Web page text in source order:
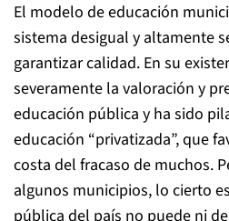
El modelo de educación
sistema desigual y altamente
garantizar calidad. En su
severamente la valoración y
educación pública y ha sido
educación “privatizada”, que
costa del fracaso de muchos.
algunos municipios, lo cierto
pública del país no puede ni